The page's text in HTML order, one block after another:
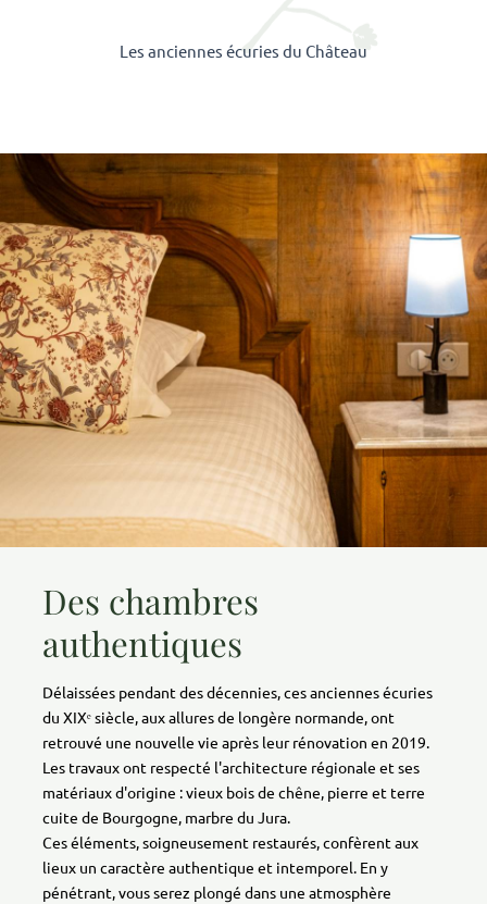
Les anciennes écuries du Château
Des chambres
authentiques
Délaissées pendant des décennies, ces anciennes écuries
du XIXᵉ siècle, aux allures de longère normande, ont
retrouvé une nouvelle vie après leur rénovation en 2019.
Les travaux ont respecté l'architecture régionale et ses
matériaux d'origine : vieux bois de chêne, pierre et terre
cuite de Bourgogne, marbre du Jura.
Ces éléments, soigneusement restaurés, confèrent aux
lieux un caractère authentique et intemporel. En y
pénétrant, vous serez plongé dans une atmosphère